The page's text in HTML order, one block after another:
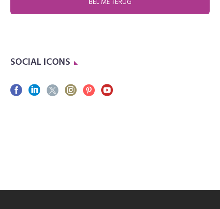
SOCIAL ICONS